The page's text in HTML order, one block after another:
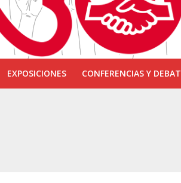
EXPOSICIONES CONFERENCIAS Y